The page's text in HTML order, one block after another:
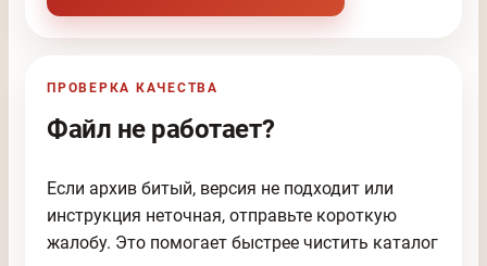
ПРОВЕРКА КАЧЕСТВА
Файл не работает?
Если архив битый, версия не подходит или
инструкция неточная, отправьте короткую
жалобу. Это помогает быстрее чистить каталог